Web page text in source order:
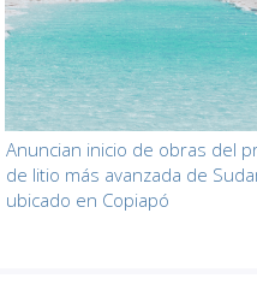
Anuncian inicio de obras del
de litio más avanzada de
ubicado en Copiapó